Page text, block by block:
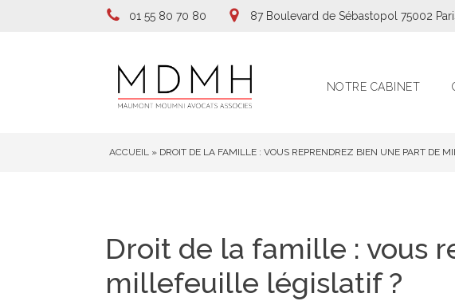
01 55 80 70 80 87 Boulevard de Sébastopol 75002
NOTRE CABINET
ACCUEIL » DROIT DE LA FAMILLE : VOUS REPRENDREZ BIEN UNE PART DE
Droit de la famille : vous
millefeuille législatif ?